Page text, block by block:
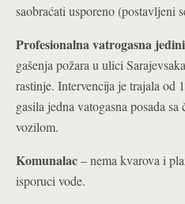
saobraćati usporeno
Profesionalna vatrogasna
gašenja požara u ulici
rastinje. Intervencija je trajala od
gasila jedna vatogasna posada
vozilom.
Komunalac– nema kvarova i
isporuci vode.